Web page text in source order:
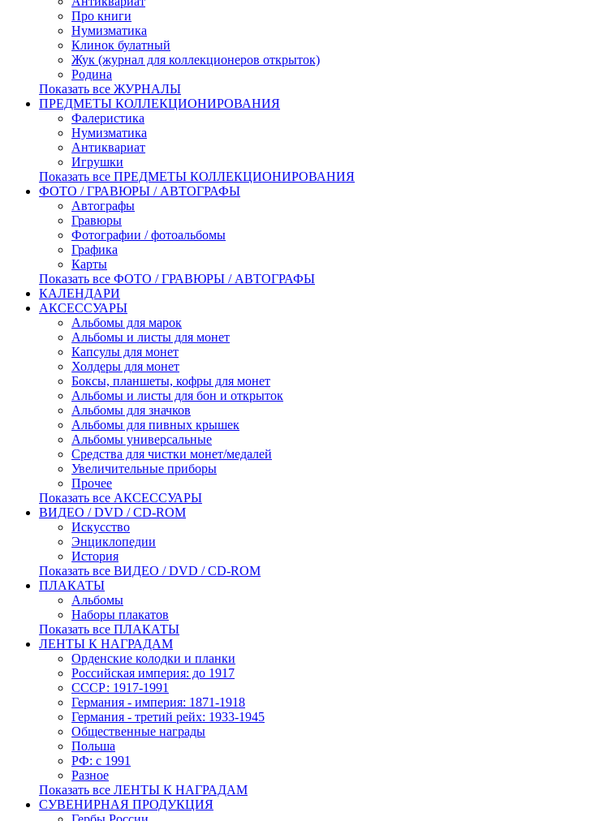
Про книги
Нумизматика
Клинок булатный
Жук (журнал для коллекционеров открыток)
Родина
Показать все ЖУРНАЛЫ
ПРЕДМЕТЫ КОЛЛЕКЦИОНИРОВАНИЯ
Фалеристика
Нумизматика
Антиквариат
Игрушки
Показать все ПРЕДМЕТЫ КОЛЛЕКЦИОНИРОВАНИЯ
ФОТО / ГРАВЮРЫ / АВТОГРАФЫ
Автографы
Гравюры
Фотографии / фотоальбомы
Графика
Карты
Показать все ФОТО / ГРАВЮРЫ / АВТОГРАФЫ
КАЛЕНДАРИ
АКСЕССУАРЫ
Альбомы для марок
Альбомы и листы для монет
Капсулы для монет
Холдеры для монет
Боксы, планшеты, кофры для монет
Альбомы и листы для бон и открыток
Альбомы для значков
Альбомы для пивных крышек
Альбомы универсальные
Средства для чистки монет/медалей
Увеличительные приборы
Прочее
Показать все АКСЕССУАРЫ
ВИДЕО / DVD / CD-ROM
Искусство
Энциклопедии
История
Показать все ВИДЕО / DVD / CD-ROM
ПЛАКАТЫ
Альбомы
Наборы плакатов
Показать все ПЛАКАТЫ
ЛЕНТЫ К НАГРАДАМ
Орденские колодки и планки
Российская империя: до 1917
СССР: 1917-1991
Германия - империя: 1871-1918
Германия - третий рейх: 1933-1945
Общественные награды
Польша
РФ: с 1991
Разное
Показать все ЛЕНТЫ К НАГРАДАМ
СУВЕНИРНАЯ ПРОДУКЦИЯ